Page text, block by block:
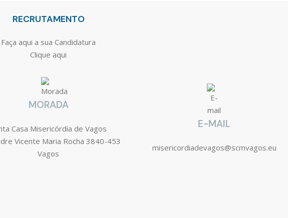
RECRUTAMENTO
Faça aqui a sua Candidatura
Clique aqui
MORADA
Casa Misericórdia de Vagos
Vicente Maria Rocha 3840-453
Vagos
E-MAIL
misericordiadevagos@scmvagos.eu